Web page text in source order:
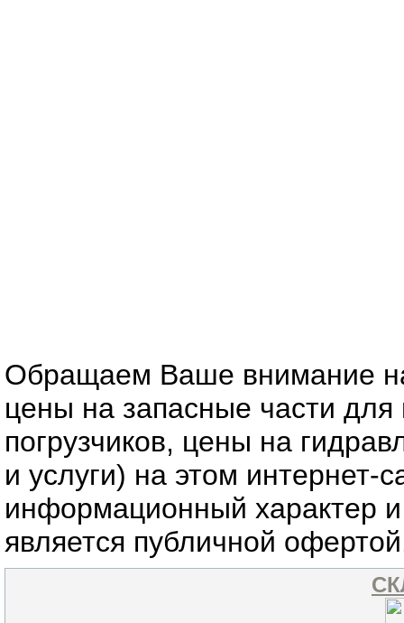
Обращаем Ваше внимание
цены на запасные части
погрузчиков, цены на
и услуги) на этом интернет-
информационный характер
является публичной